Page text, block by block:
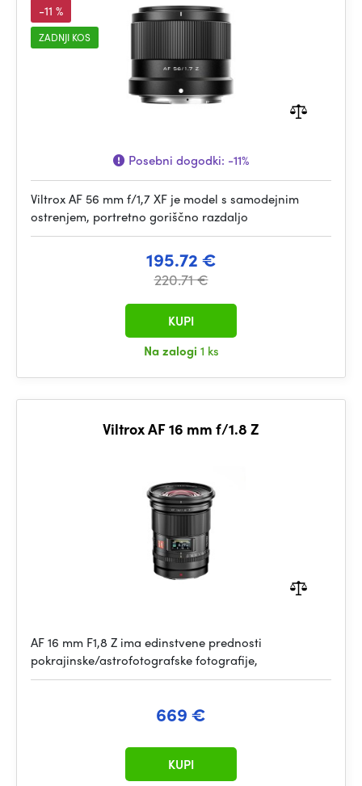
-11 %
ZADNJI KOS
Posebni dogodki: -11%
Viltrox AF 56 mm f/1,7 XF je model s samodejnim
ostrenjem, portretno goriščno razdaljo
195.72 €
220.71 €
Na zalogi 1 ks
KUPI
Viltrox AF 16 mm f/1.8 Z
AF 16 mm F1,8 Z ima edinstvene prednosti
pokrajinske/astrofotografske fotografije,
669 €
KUPI